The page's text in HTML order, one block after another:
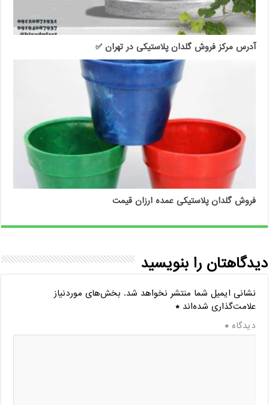
آدرس مرکز فروش گلدان پلاستیکی در تهران ✅
فروش گلدان پلاستیکی عمده ارزان قیمت
دیدگاهتان را بنویسید
نشانی ایمیل شما منتشر نخواهد شد. بخش‌های موردنیاز
علامت‌گذاری شده‌اند*
دیدگاه*